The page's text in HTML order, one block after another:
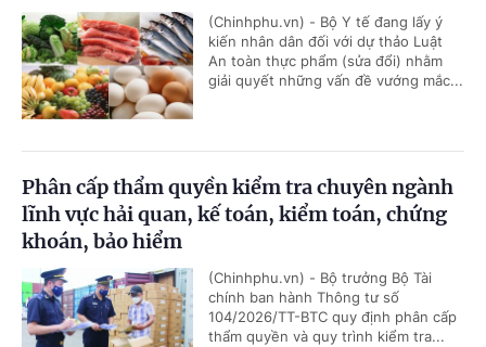
(Chinhphu.vn) - Bộ Y tế đang lấy ý
kiến nhân dân đối với dự thảo Luật
An toàn thực phẩm (sửa đổi) nhằm
giải quyết những vấn đề vướng mắc...
Phân cấp thẩm quyền kiểm tra chuyên ngành
lĩnh vực hải quan, kế toán, kiểm toán, chứng
khoán, bảo hiểm
(Chinhphu.vn) - Bộ trưởng Bộ Tài
chính ban hành Thông tư số
104/2026/TT-BTC quy định phân cấp
thẩm quyền và quy trình kiểm tra...